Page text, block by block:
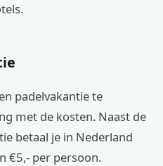
padelvakantie te
met de kosten. Naast de
betaal je in Nederland
€5,- per persoon.